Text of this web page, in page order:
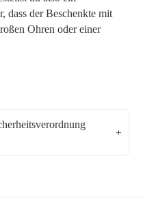
dass der Beschenkte mit
Ohren oder einer